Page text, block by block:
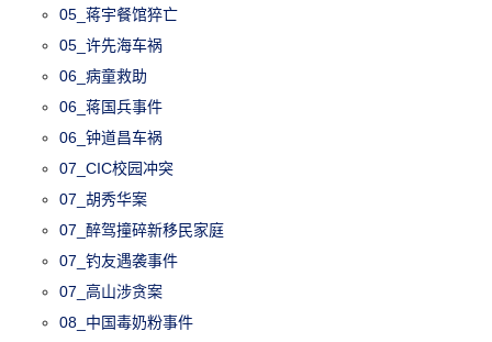
05_蒋宇餐馆猝亡
05_许先海车祸
06_病童救助
06_蒋国兵事件
06_钟道昌车祸
07_CIC校园冲突
07_胡秀华案
07_醉驾撞碎新移民家庭
07_钓友遇袭事件
07_高山涉贪案
08_中国毒奶粉事件